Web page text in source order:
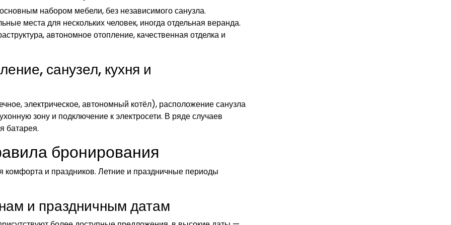
набором мебели, без независимого санузла.
места для нескольких человек, иногда отдельная веранда.
автономное отопление, качественная отделка и
санузел, кухня и
электрическое, автономный котёл), расположение санузла
зону и подключение к электросети. В ряде случаев
батарея.
бронирования
комфорта и праздников. Летние и праздничные периоды
и праздничным датам